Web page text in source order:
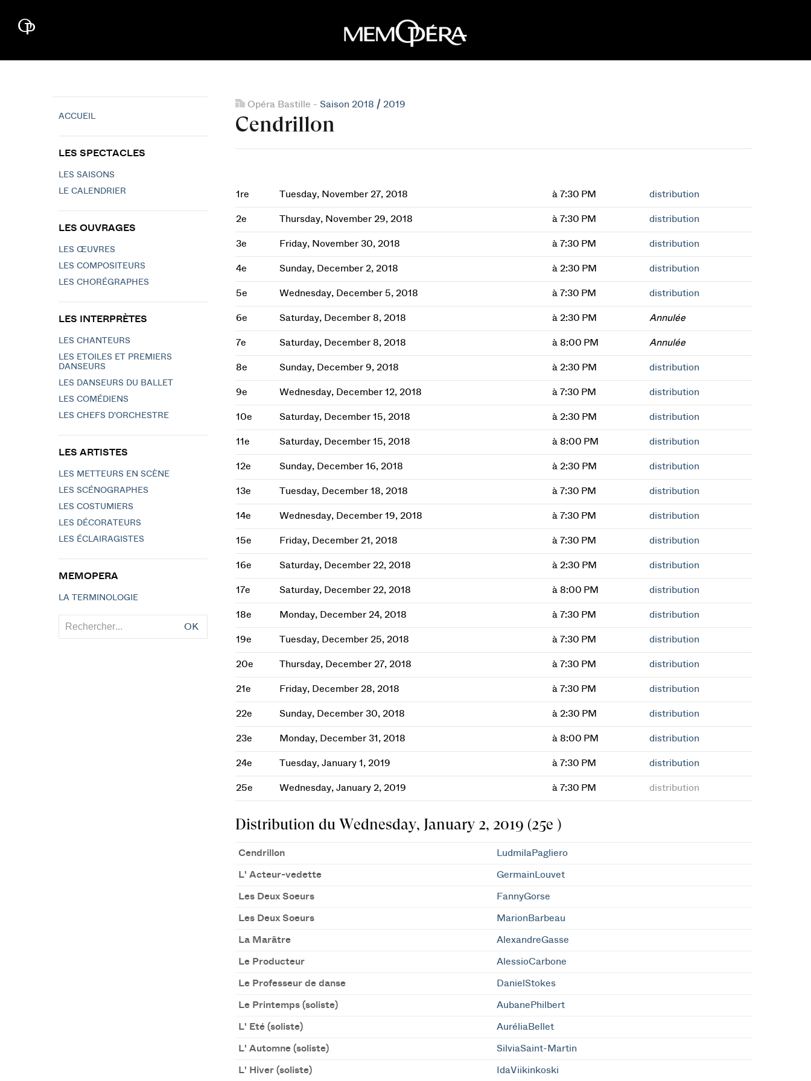
Opéra Bastille - Saison 2018 / 2019
Cendrillon
1re Tuesday, November 27, 2018 à 7:30 PM distribution
2e Thursday, November 29, 2018 à 7:30 PM distribution
3e Friday, November 30, 2018 à 7:30 PM distribution
4e Sunday, December 2, 2018 à 2:30 PM distribution
5e Wednesday, December 5, 2018 à 7:30 PM distribution
6e Saturday, December 8, 2018 à 2:30 PM Annulée
7e Saturday, December 8, 2018 à 8:00 PM Annulée
8e Sunday, December 9, 2018 à 2:30 PM distribution
9e Wednesday, December 12, 2018 à 7:30 PM distribution
10e Saturday, December 15, 2018 à 2:30 PM distribution
11e Saturday, December 15, 2018 à 8:00 PM distribution
12e Sunday, December 16, 2018 à 2:30 PM distribution
13e Tuesday, December 18, 2018 à 7:30 PM distribution
14e Wednesday, December 19, 2018 à 7:30 PM distribution
15e Friday, December 21, 2018 à 7:30 PM distribution
16e Saturday, December 22, 2018 à 2:30 PM distribution
17e Saturday, December 22, 2018 à 8:00 PM distribution
18e Monday, December 24, 2018 à 7:30 PM distribution
19e Tuesday, December 25, 2018 à 7:30 PM distribution
20e Thursday, December 27, 2018 à 7:30 PM distribution
21e Friday, December 28, 2018 à 7:30 PM distribution
22e Sunday, December 30, 2018 à 2:30 PM distribution
23e Monday, December 31, 2018 à 8:00 PM distribution
24e Tuesday, January 1, 2019 à 7:30 PM distribution
25e Wednesday, January 2, 2019 à 7:30 PM distribution
Distribution du Wednesday, January 2, 2019 (25e )
Cendrillon LudmilaPagliero
L' Acteur-vedette GermainLouvet
Les Deux Soeurs FannyGorse
Les Deux Soeurs MarionBarbeau
La Marâtre AlexandreGasse
Le Producteur AlessioCarbone
Le Professeur de danse DanielStokes
Le Printemps (soliste) AubanePhilbert
L' Eté (soliste) AuréliaBellet
L' Automne (soliste) SilviaSaint-Martin
L' Hiver (soliste) IdaViikinkoski
ACCUEIL
LES SPECTACLES
LES SAISONS
LE CALENDRIER
LES OUVRAGES
LES ŒUVRES
LES COMPOSITEURS
LES CHORÉGRAPHES
LES INTERPRÈTES
LES CHANTEURS
LES ETOILES ET PREMIERS
DANSEURS
LES DANSEURS DU BALLET
LES COMÉDIENS
LES CHEFS D'ORCHESTRE
LES ARTISTES
LES METTEURS EN SCÈNE
LES SCÉNOGRAPHES
LES COSTUMIERS
LES DÉCORATEURS
LES ÉCLAIRAGISTES
MEMOPERA
LA TERMINOLOGIE
OK